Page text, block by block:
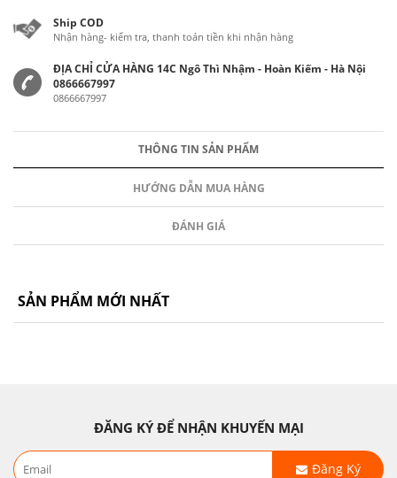
Ship COD
Nhận hàng- kiểm tra, thanh toán tiền khi nhận hàng
ĐỊA CHỈ CỬA HÀNG 14C Ngô Thì Nhậm - Hoàn Kiếm - Hà Nội
0866667997
0866667997
THÔNG TIN SẢN PHẨM
HƯỚNG DẪN MUA HÀNG
ĐÁNH GIÁ
SẢN PHẨM MỚI NHẤT
ĐĂNG KÝ ĐỂ NHẬN KHUYẾN MẠI
Đăng Ký